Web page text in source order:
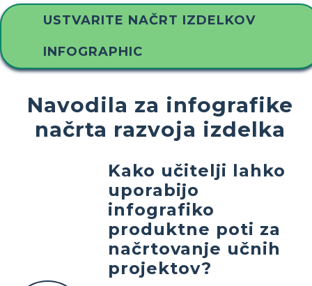
USTVARITE NAČRT IZDELKOV
INFOGRAPHIC
Navodila za infografike
načrta razvoja izdelka
Kako učitelji lahko
uporabijo
infografiko
produktne poti za
načrtovanje učnih
projektov?